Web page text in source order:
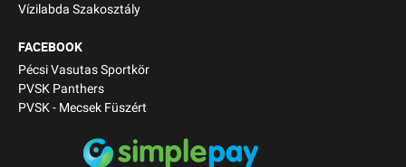
Vízilabda Szakosztály
FACEBOOK
Pécsi Vasutas Sportkör
PVSK Panthers
PVSK - Mecsek Füszért